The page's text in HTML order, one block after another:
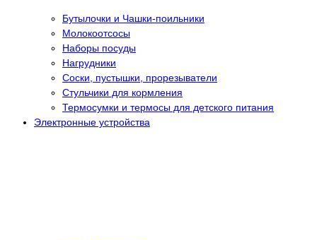
Бутылочки и Чашки-поильники
Молокоотсосы
Наборы посуды
Нагрудники
Соски, пустышки, прорезыватели
Стульчики для кормления
Термосумки и термосы для детского питания
Электронные устройства